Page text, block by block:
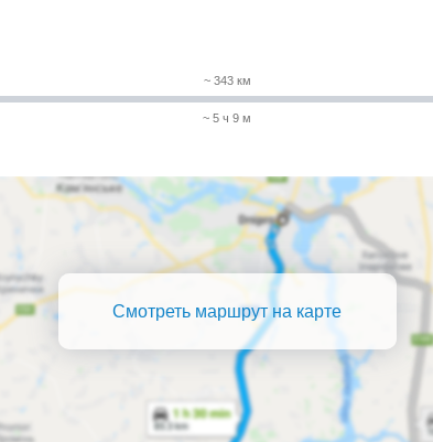
~ 343 км
~ 5 ч 9 м
Смотреть маршрут на карте